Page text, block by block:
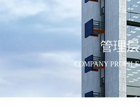
管理层
COMPANY PROFILE